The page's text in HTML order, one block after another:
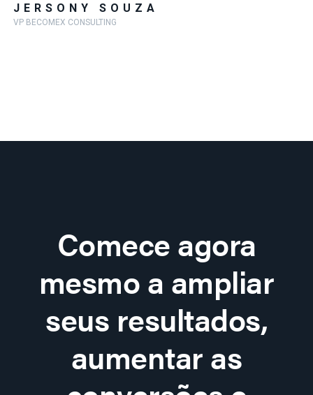
JERSONY SOUZA
VP BECOMEX CONSULTING
Comece agora
mesmo a ampliar
seus resultados,
aumentar as